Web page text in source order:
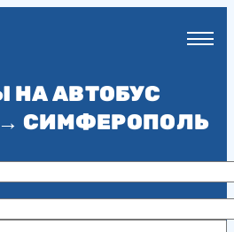
НА АВТОБУС
СИМФЕРОПОЛЬ